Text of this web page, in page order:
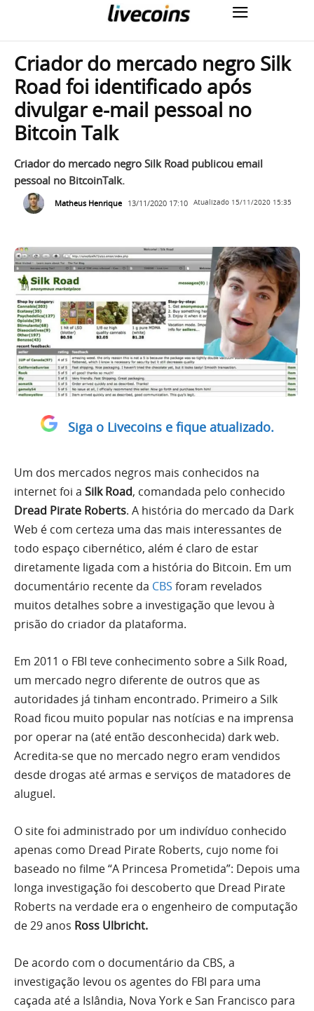
Criador do mercado negro Silk
Road foi identificado após
divulgar e-mail pessoal no
Bitcoin Talk
Criador do mercado negro Silk Road publicou email
pessoal no BitcoinTalk.
Matheus Henrique 13/11/2020 17:10 Atualizado 15/11/2020 15:35
Siga o Livecoins e fique atualizado.
Um dos mercados negros mais conhecidos na
internet foi a Silk Road, comandada pelo conhecido
Dread Pirate Roberts. A história do mercado da Dark
Web é com certeza uma das mais interessantes de
todo espaço cibernético, além é claro de estar
diretamente ligada com a história do Bitcoin. Em um
documentário recente da CBS foram revelados
muitos detalhes sobre a investigação que levou à
prisão do criador da plataforma.
Em 2011 o FBI teve conhecimento sobre a Silk Road,
um mercado negro diferente de outros que as
autoridades já tinham encontrado. Primeiro a Silk
Road ficou muito popular nas notícias e na imprensa
por operar na (até então desconhecida) dark web.
Acredita-se que no mercado negro eram vendidos
desde drogas até armas e serviços de matadores de
aluguel.
O site foi administrado por um indivíduo conhecido
apenas como Dread Pirate Roberts, cujo nome foi
baseado no filme “A Princesa Prometida”: Depois uma
longa investigação foi descoberto que Dread Pirate
Roberts na verdade era o engenheiro de computação
de 29 anos Ross Ulbricht.
De acordo com o documentário da CBS, a
investigação levou os agentes do FBI para uma
caçada até a Islândia, Nova York e San Francisco para